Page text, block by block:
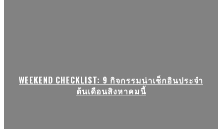
WEEKEND CHECKLIST: 9 กิจกรรมน่าเช็กอินประจำ
ต้นเดือนสิงหาคมนี้